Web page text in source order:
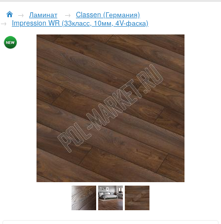
→ Ламинат → Classen (Германия)
→ Impression WR (33класс, 10мм, 4V-фаска)